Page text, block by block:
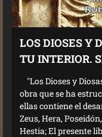
LOS DIOSES Y
TU INTERIOR.
"Los Dioses y
obra que se ha
ellas contiene el
Zeus, Hera,
Hestia; El presente